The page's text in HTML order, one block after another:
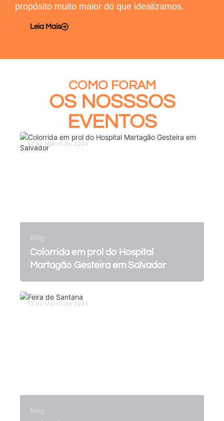
propósito muito maior do que idealizamos.
Leia Mais
COMO FORAM
OS NOSSSOS
EVENTOS
12 de March de 2024
Blog
Colorrida em prol do Hospital
Martagão Gesteira em Salvador
12 de March de 2024
Blog